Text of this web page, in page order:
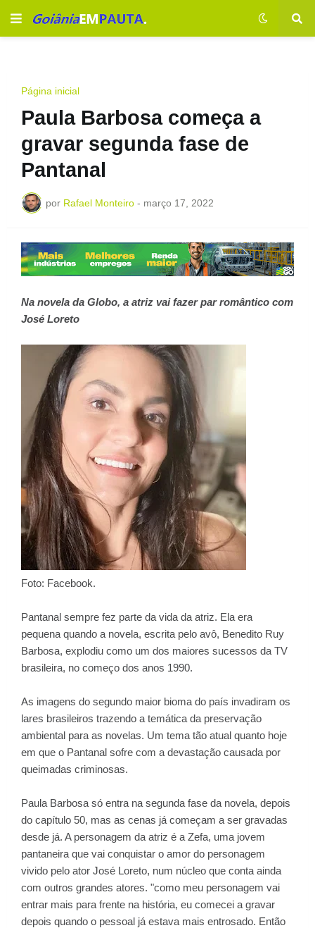
Página inicial
Paula Barbosa começa a
gravar segunda fase de
Pantanal
por Rafael Monteiro - março 17, 2022
Na novela da Globo, a atriz vai fazer par romântico com
José Loreto
Foto: Facebook.
Pantanal sempre fez parte da vida da atriz. Ela era
pequena quando a novela, escrita pelo avô, Benedito Ruy
Barbosa, explodiu como um dos maiores sucessos da TV
brasileira, no começo dos anos 1990.
As imagens do segundo maior bioma do país invadiram os
lares brasileiros trazendo a temática da preservação
ambiental para as novelas. Um tema tão atual quanto hoje
em que o Pantanal sofre com a devastação causada por
queimadas criminosas.
Paula Barbosa só entra na segunda fase da novela, depois
do capítulo 50, mas as cenas já começam a ser gravadas
desde já. A personagem da atriz é a Zefa, uma jovem
pantaneira que vai conquistar o amor do personagem
vivido pelo ator José Loreto, num núcleo que conta ainda
com outros grandes atores. "como meu personagem vai
entrar mais para frente na história, eu comecei a gravar
depois quando o pessoal já estava mais entrosado. Então